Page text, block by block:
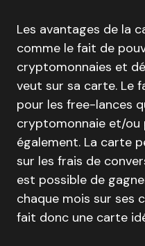
Les avantages de la
comme le fait de
cryptomonnaies et
veut sur sa carte. Le
pour les free-lances
cryptomonnaie et/ou
également. La carte
sur les frais de
est possible de
chaque mois sur ses
fait donc une carte